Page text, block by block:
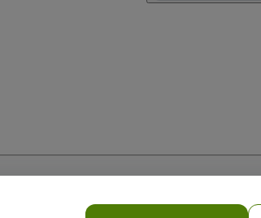
zasebnosti za mobilne naprave